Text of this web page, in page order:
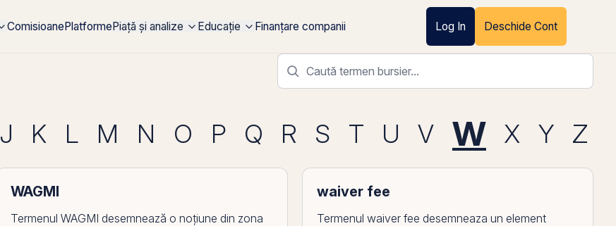
ComisioanePlatformePiață și analize Educație Finanțare companii Log In Deschide Cont
J K L M N O P Q R S T U V W X Y Z
WAGMI
Termenul WAGMI desemnează o noțiune din zona
waiver fee
Termenul waiver fee desemneaza un element